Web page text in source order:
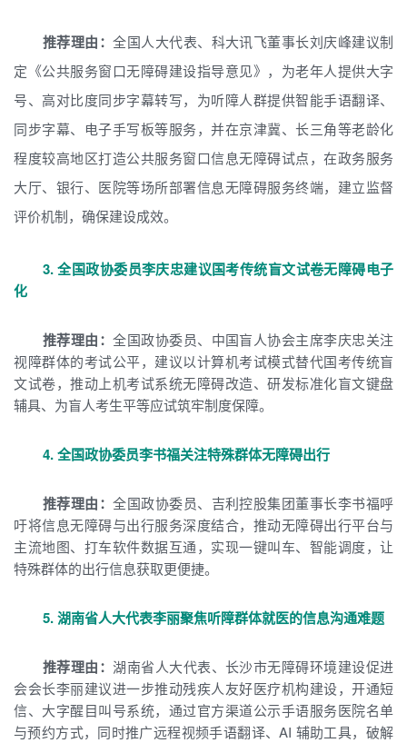
推荐理由：全国人大代表、科大讯飞董事长刘庆峰建议制
定《公共服务窗口无障碍建设指导意见》，为老年人提供大字
号、高对比度同步字幕转写，为听障人群提供智能手语翻译、
同步字幕、电子手写板等服务，并在京津冀、长三角等老龄化
程度较高地区打造公共服务窗口信息无障碍试点，在政务服务
大厅、银行、医院等场所部署信息无障碍服务终端，建立监督
评价机制，确保建设成效。
3. 全国政协委员李庆忠建议国考传统盲文试卷无障碍电子
化
推荐理由：全国政协委员、中国盲人协会主席李庆忠关注
视障群体的考试公平，建议以计算机考试模式替代国考传统盲
文试卷，推动上机考试系统无障碍改造、研发标准化盲文键盘
辅具、为盲人考生平等应试筑牢制度保障。
4. 全国政协委员李书福关注特殊群体无障碍出行
推荐理由：全国政协委员、吉利控股集团董事长李书福呼
吁将信息无障碍与出行服务深度结合，推动无障碍出行平台与
主流地图、打车软件数据互通，实现一键叫车、智能调度，让
特殊群体的出行信息获取更便捷。
5. 湖南省人大代表李丽聚焦听障群体就医的信息沟通难题
推荐理由：湖南省人大代表、长沙市无障碍环境建设促进
会会长李丽建议进一步推动残疾人友好医疗机构建设，开通短
信、大字醒目叫号系统，通过官方渠道公示手语服务医院名单
与预约方式，同时推广远程视频手语翻译、AI 辅助工具，破解